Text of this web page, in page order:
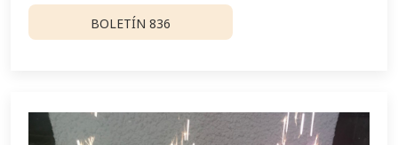
BOLETÍN 836